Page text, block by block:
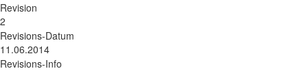
Revision
2
Revisions-Datum
11.06.2014
Revisions-Info